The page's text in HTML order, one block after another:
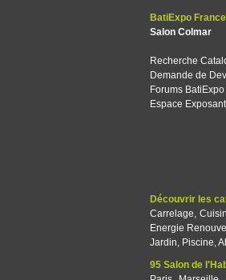
BatiExpo France
Salon Colmar
Recherche
Demande de
Forums BatiExpo
Espace
Découvrir les
Carrelage,
Energie
Jardin, Piscine,
95 Salon de